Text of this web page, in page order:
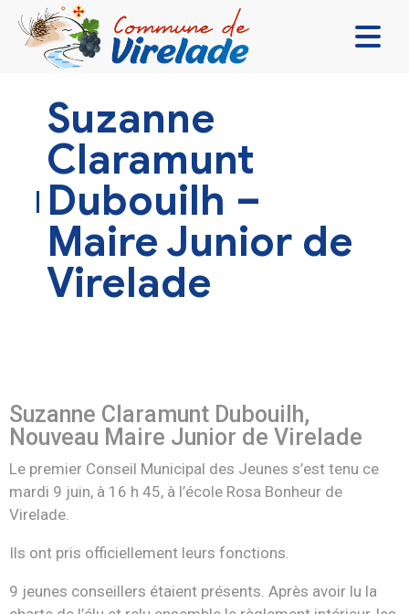
VIVRE ENSEMBLE
SE DIVERTIR
DÉCOUVRIR
CONTACT
Suzanne
Claramunt
Dubouilh –
Maire Junior de
Virelade
Suzanne Claramunt Dubouilh,
Nouveau Maire Junior de Virelade
Le premier Conseil Municipal des Jeunes s’est tenu ce
mardi 9 juin, à 16 h 45, à l’école Rosa Bonheur de
Virelade.
Ils ont pris officiellement leurs fonctions.
9 jeunes conseillers étaient présents. Après avoir lu la